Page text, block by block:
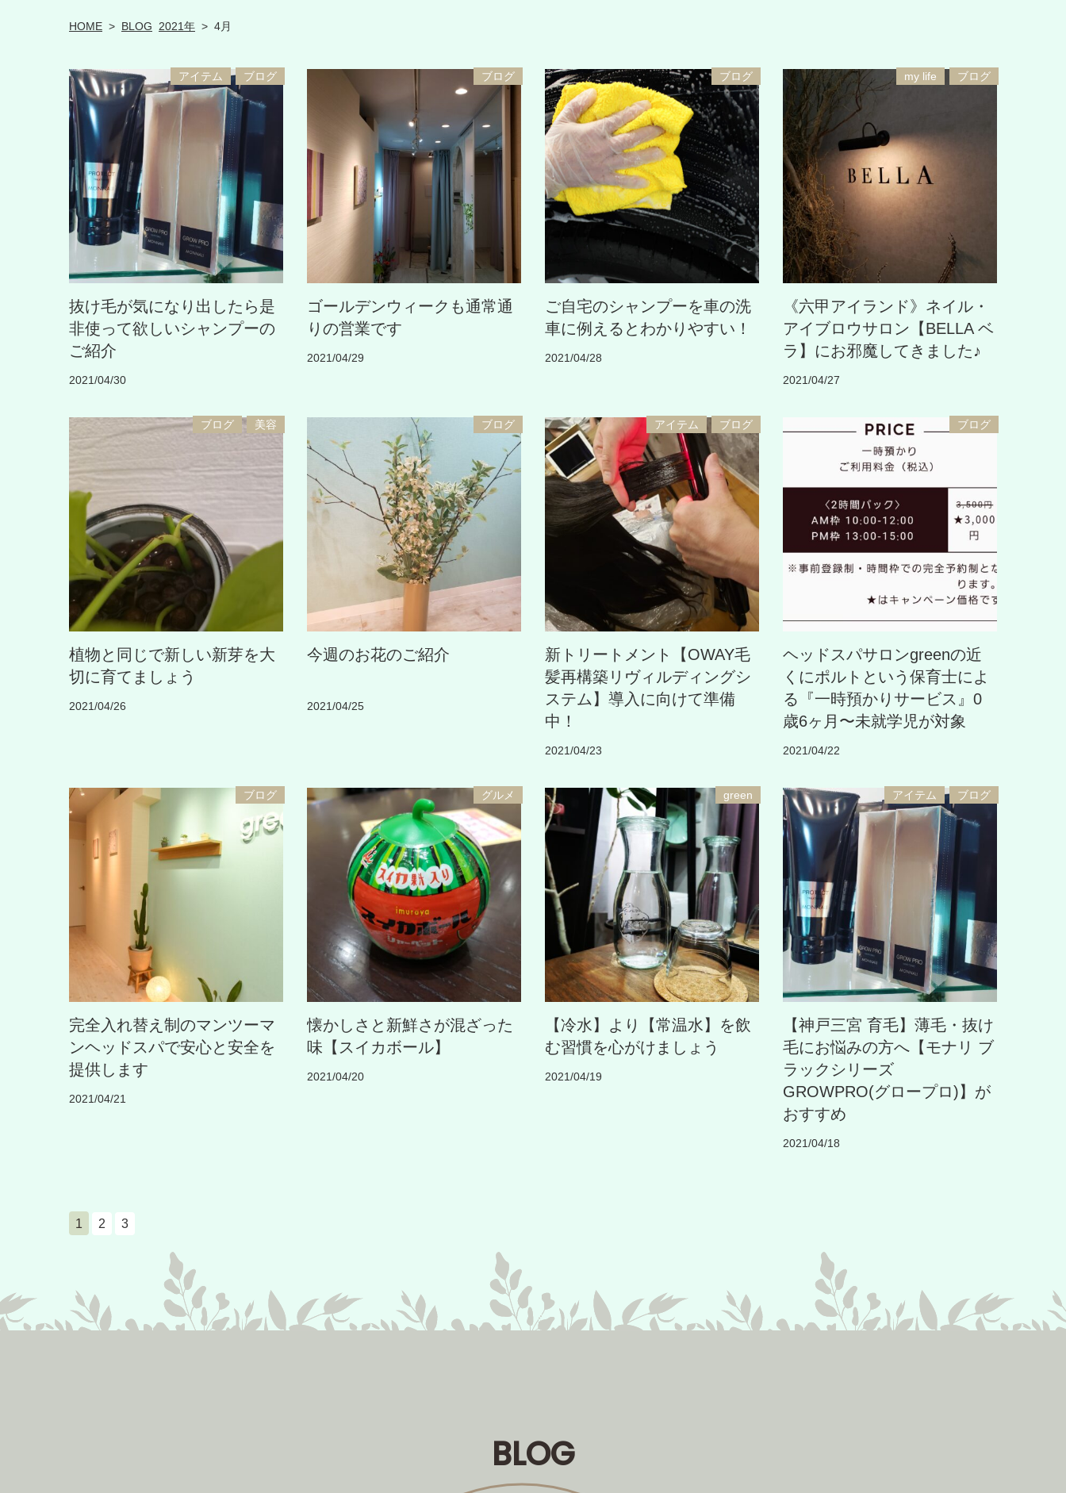
HOME > BLOG 2021年 > 4月
アイテム ブログ
抜け毛が気になり出したら是
非使って欲しいシャンプーの
ご紹介
2021/04/30
ブログ
ゴールデンウィークも通常通
りの営業です
2021/04/29
ブログ
ご自宅のシャンプーを車の洗
車に例えるとわかりやすい！
2021/04/28
my life ブログ
《六甲アイランド》ネイル・
アイブロウサロン【BELLA ベ
ラ】にお邪魔してきました♪
2021/04/27
ブログ 美容
植物と同じで新しい新芽を大
切に育てましょう
2021/04/26
ブログ
今週のお花のご紹介
2021/04/25
アイテム ブログ
新トリートメント【OWAY毛
髪再構築リヴィルディングシ
ステム】導入に向けて準備
中！
2021/04/23
ブログ
ヘッドスパサロンgreenの近
くにポルトという保育士によ
る『一時預かりサービス』0
歳6ヶ月〜未就学児が対象
2021/04/22
ブログ
完全入れ替え制のマンツーマ
ンヘッドスパで安心と安全を
提供します
2021/04/21
グルメ
懐かしさと新鮮さが混ざった
味【スイカボール】
2021/04/20
green
【冷水】より【常温水】を飲
む習慣を心がけましょう
2021/04/19
アイテム ブログ
【神戸三宮 育毛】薄毛・抜け
毛にお悩みの方へ【モナリ ブ
ラックシリーズ
GROWPRO(グロープロ)】が
おすすめ
2021/04/18
1 2 3
BLOG